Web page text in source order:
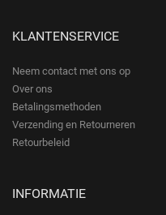
KLANTENSERVICE
Neem contact met ons op
Over ons
Betalingsmethoden
Verzending en Retourneren
Retourbeleid
INFORMATIE